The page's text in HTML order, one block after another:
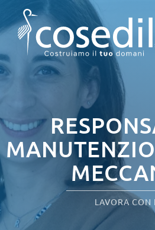
contenuto
LAVORA CON